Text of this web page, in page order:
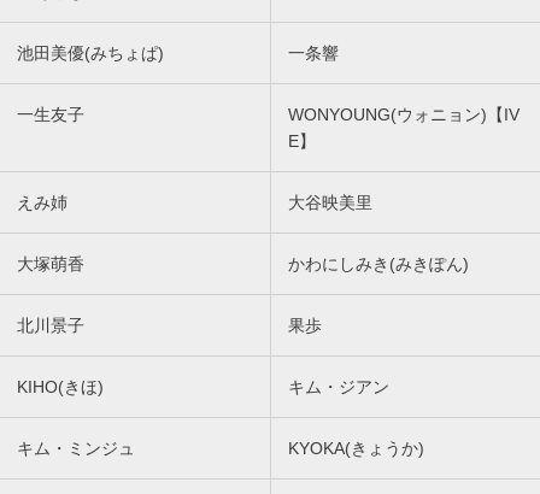
池田美優(みちょぱ) 一条響
一生友子
WONYOUNG(ウォニョン)【IV
E】
えみ姉 大谷映美里
大塚萌香 かわにしみき(みきぽん)
北川景子 果歩
KIHO(きほ) キム・ジアン
キム・ミンジュ KYOKA(きょうか)